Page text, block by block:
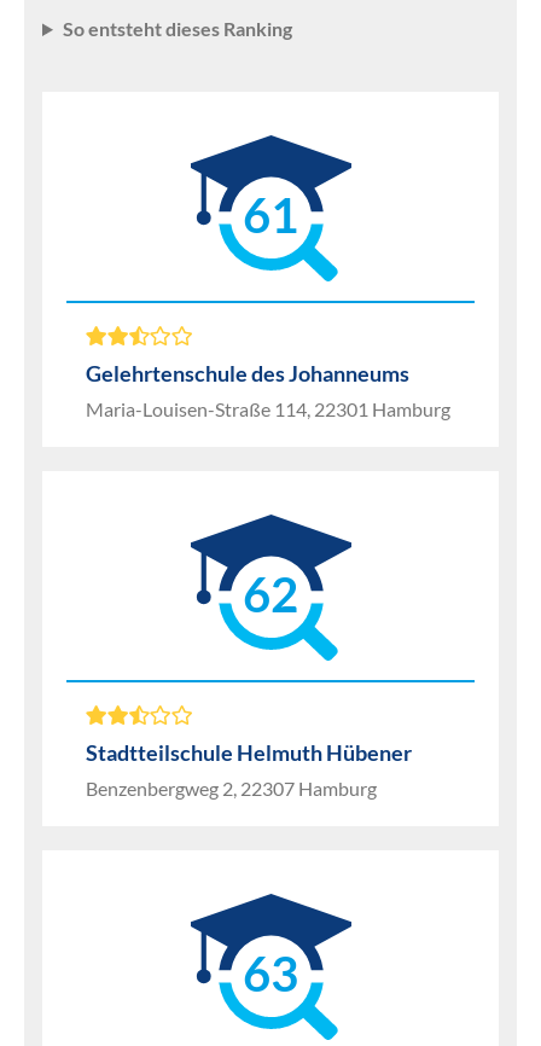
So entsteht dieses Ranking
61
Gelehrtenschule des Johanneums
Maria-Louisen-Straße 114, 22301 Hamburg
62
Stadtteilschule Helmuth Hübener
Benzenbergweg 2, 22307 Hamburg
63